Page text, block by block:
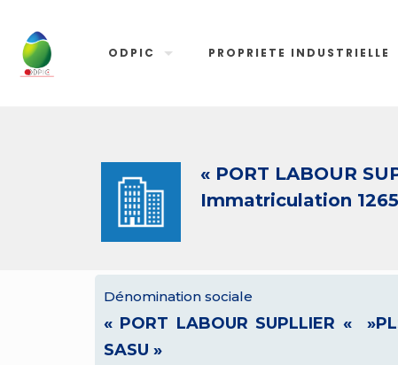
ODPIC PROPRIETE INDUSTRIELLE
« PORT LABOUR
Immatriculation
Dénomination sociale
« PORT LABOUR SUPLLIER «
SASU »